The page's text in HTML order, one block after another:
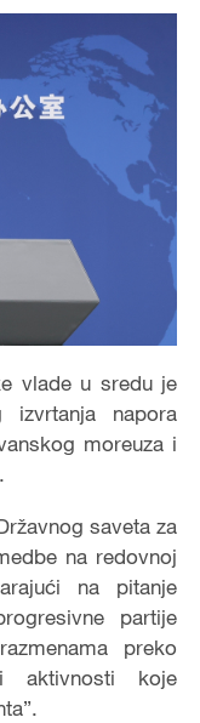
vlade u sredu je
izvrtanja napora
moreuza i
saveta za
na redovnoj
na pitanje
partije
preko
aktivnosti koje